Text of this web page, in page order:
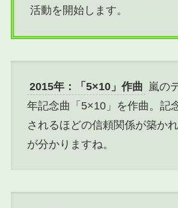
活動を開始します。
2015年：「5×10」作曲 嵐の
年記念曲「5×10」を作曲。記
されるほどの信頼関係が築か
が分かりますね。